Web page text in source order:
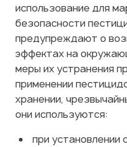
использование для
безопасности
предупреждают о
эффектах на
меры их устранения
применении
хранении,
они используются:
при установлении